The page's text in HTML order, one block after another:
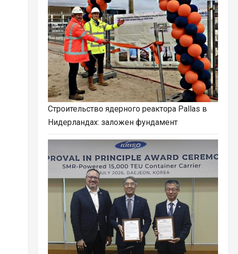
Строительство ядерного реактора Pallas в
Нидерландах: заложен фундамент